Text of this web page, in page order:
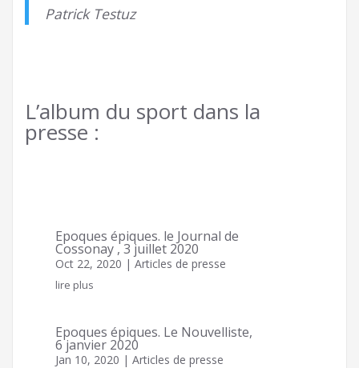
Patrick Testuz
L’album du sport dans la
presse :
Epoques épiques. le Journal de
Cossonay , 3 juillet 2020
Oct 22, 2020 |Articles de presse
lire plus
Epoques épiques. Le Nouvelliste,
6 janvier 2020
Jan 10, 2020 |Articles de presse